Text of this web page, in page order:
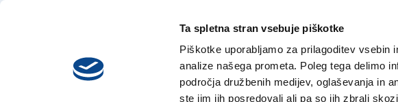
Ta spletna stran vsebuje piškotke
Piškotke uporabljamo za prilagoditev vsebin
analize našega prometa. Poleg tega delimo
področja družbenih medijev, oglaševanja in
ste jim jih posredovali ali pa so jih zbrali
sreda,
5. avgusta 2026
NOVICE